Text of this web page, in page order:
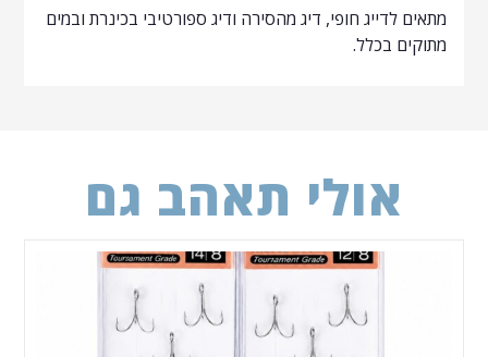
מתאים לדייג חופי, דיג מהסירה ודיג ספורטיבי בכינרת ובמים
מתוקים בכלל.
אולי תאהב גם